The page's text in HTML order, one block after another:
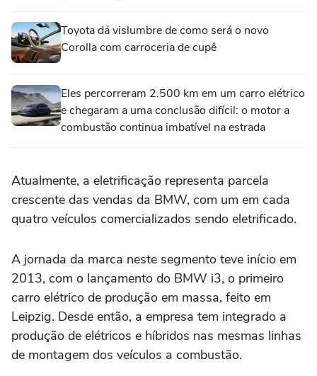
Toyota dá vislumbre de como será o novo
Corolla com carroceria de cupê
Eles percorreram 2.500 km em um carro elétrico
e chegaram a uma conclusão difícil: o motor a
combustão continua imbatível na estrada
Atualmente, a eletrificação representa parcela
crescente das vendas da BMW, com um em cada
quatro veículos comercializados sendo eletrificado.
A jornada da marca neste segmento teve início em
2013, com o lançamento do BMW i3, o primeiro
carro elétrico de produção em massa, feito em
Leipzig. Desde então, a empresa tem integrado a
produção de elétricos e híbridos nas mesmas linhas
de montagem dos veículos a combustão.